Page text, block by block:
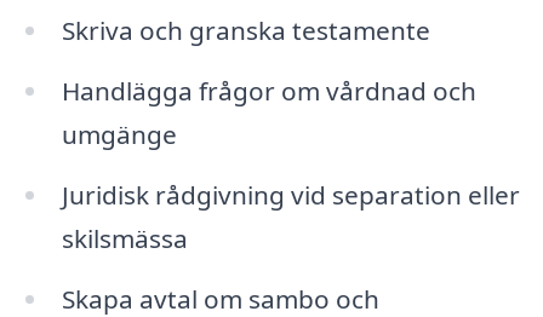
Skriva och granska testamente
Handlägga frågor om vårdnad och
umgänge
Juridisk rådgivning vid separation eller
skilsmässa
Skapa avtal om sambo och